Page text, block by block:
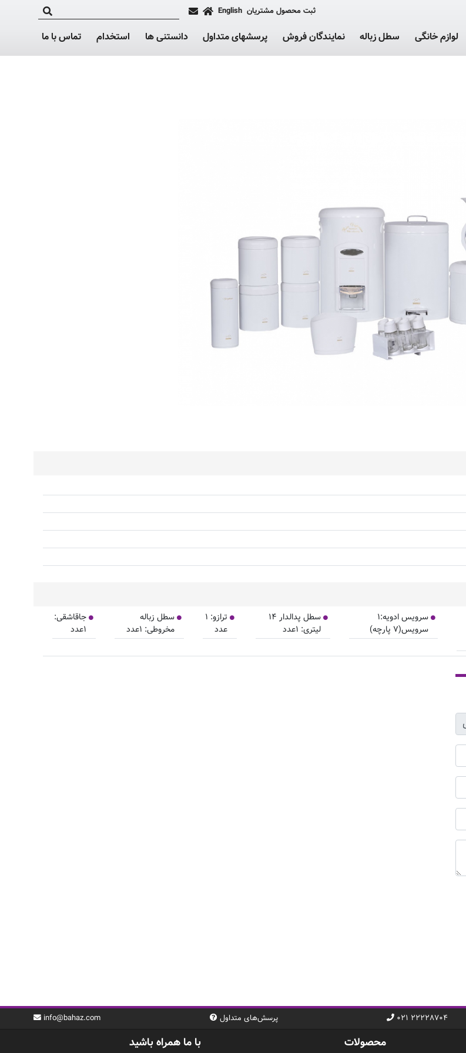
ثبت محصول مشتریان English
لوازم خانگی سطل زباله نمایندگان فروش پرسشهای متداول دانستنی ها استخدام تماس با ما
سرویس ادویه:۱
سرویس(۷ پارچه)
سطل پدالدار ۱۴
لیتری: ۱عدد
ترازو: ۱
عدد
سطل زباله
مخروطی: ۱عدد
جاقاشقی:
۱عدد
info@bahaz.com پرسش‌های متداول ۰۲۱ ۲۲۲۲۸۷۰۴
محصولات با ما همراه باشید